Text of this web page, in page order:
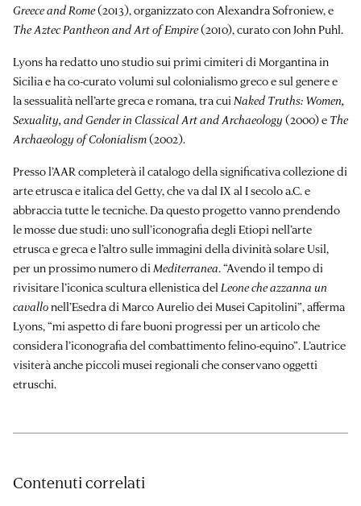
Greece and Rome(2013), organizzato con Alexandra Sofroniew, e
The Aztec Pantheon and Art of Empire(2010), curato con John Puhl.
Lyons ha redatto uno studio sui primi cimiteri di Morgantina in
Sicilia e ha co-curato volumi sul colonialismo greco e sul genere e
la sessualità nell’arte greca e romana, tra cuiNaked Truths: Women,
Sexuality, and Gender in Classical Art and Archaeology (2000) e The
Archaeology of Colonialism(2002).
Presso l’AAR completerà il catalogo della significativa collezione di
arte etrusca e italica del Getty, che va dal IX al I secolo a.C. e
abbraccia tutte le tecniche. Da questo progetto vanno prendendo
le mosse due studi: uno sull’iconografia degli Etiopi nell’arte
etrusca e greca e l’altro sulle immagini della divinità solare Usil,
per un prossimo numero diMediterranea. “Avendo il tempo di
rivisitare l’iconica scultura ellenistica delLeone che azzanna un
cavallonell’Esedra di Marco Aurelio dei Musei Capitolini”, afferma
Lyons, “mi aspetto di fare buoni progressi per un articolo che
considera l’iconografia del combattimento felino-equino”. L’autrice
visiterà anche piccoli musei regionali che conservano oggetti
etruschi.
Contenuti correlati